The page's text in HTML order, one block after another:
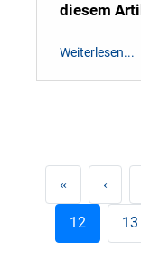
diesem
Weiterlesen...
12 13